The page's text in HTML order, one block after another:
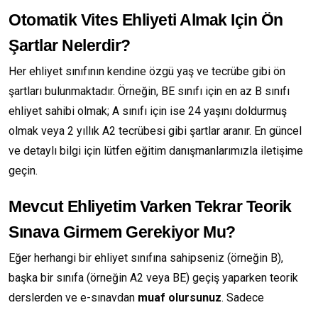
Otomatik Vites Ehliyeti Almak Için Ön
Şartlar Nelerdir?
Her ehliyet sınıfının kendine özgü yaş ve tecrübe gibi ön
şartları bulunmaktadır. Örneğin, BE sınıfı için en az B sınıfı
ehliyet sahibi olmak; A sınıfı için ise 24 yaşını doldurmuş
olmak veya 2 yıllık A2 tecrübesi gibi şartlar aranır. En güncel
ve detaylı bilgi için lütfen eğitim danışmanlarımızla iletişime
geçin.
Mevcut Ehliyetim Varken Tekrar Teorik
Sınava Girmem Gerekiyor Mu?
Eğer herhangi bir ehliyet sınıfına sahipseniz (örneğin B),
başka bir sınıfa (örneğin A2 veya BE) geçiş yaparken teorik
derslerden ve e-sınavdan muaf olursunuz. Sadece